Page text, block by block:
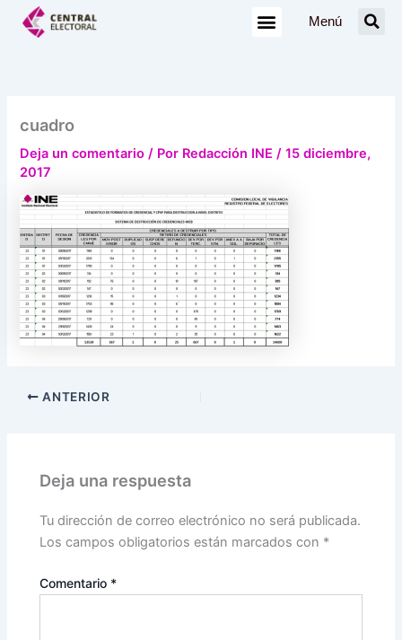
Menú
cuadro
Deja un comentario / Por Redacción INE/15 diciembre,
2017
ANTERIOR
Deja una respuesta
Tu dirección de correo electrónico no será publicada.
Los campos obligatorios están marcados con *
Comentario *